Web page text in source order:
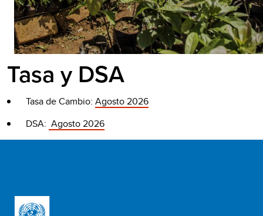
Tasa y DSA
Tasa de Cambio: Agosto 2026
DSA: Agosto 2026